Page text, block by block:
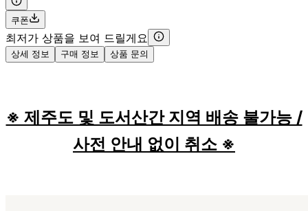
쿠폰
최저가 상품을 보여 드릴게요
상세 정보 구매 정보 상품 문의
※ 제주도 및 도서산간 지역 배송 불가능 /
사전 안내 없이 취소 ※